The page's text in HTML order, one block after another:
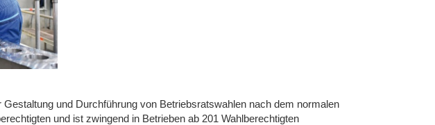
und Durchführung von Betriebsratswahlen nach dem normalen
und ist zwingend in Betrieben ab 201 Wahlberechtigten